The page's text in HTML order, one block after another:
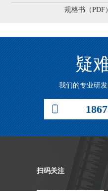
规格书（PDF
疑
我们的专业研
扫码关注